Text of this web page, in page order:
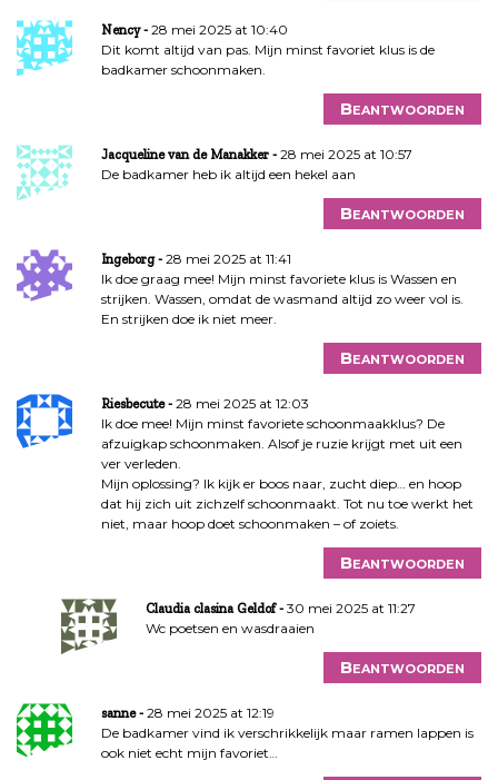
Nency
28 mei 2025 at 10:40
Dit komt altijd van pas. Mijn minst favoriet klus is de
badkamer schoonmaken.
Beantwoorden
Jacqueline van de Manakker
28 mei 2025 at 10:57
De badkamer heb ik altijd een hekel aan
Beantwoorden
Ingeborg
28 mei 2025 at 11:41
Ik doe graag mee! Mijn minst favoriete klus is Wassen en
strijken. Wassen, omdat de wasmand altijd zo weer vol is.
En strijken doe ik niet meer.
Beantwoorden
Riesbecute
28 mei 2025 at 12:03
Ik doe mee! Mijn minst favoriete schoonmaakklus? De
afzuigkap schoonmaken. Alsof je ruzie krijgt met uit een
ver verleden.
Mijn oplossing? Ik kijk er boos naar, zucht diep… en hoop
dat hij zich uit zichzelf schoonmaakt. Tot nu toe werkt het
niet, maar hoop doet schoonmaken – of zoiets.
Beantwoorden
Claudia clasina Geldof
30 mei 2025 at 11:27
Wc poetsen en wasdraaien
Beantwoorden
sanne
28 mei 2025 at 12:19
De badkamer vind ik verschrikkelijk maar ramen lappen is
ook niet echt mijn favoriet…